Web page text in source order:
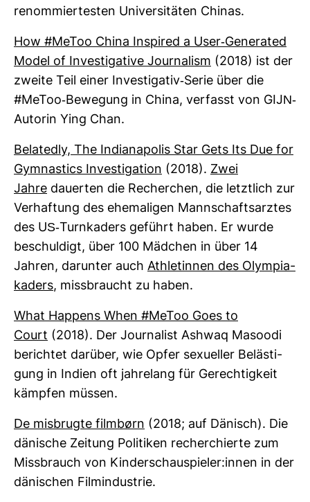
renom­mier­testen Uni­ver­si­täten Chinas.
How #MeToo China Inspired a User-​Gene­rated
Model of Inves­ti­ga­tive Jour­na­lism (2018) ist der
zweite Teil einer Inves­ti­gativ-​Serie über die
#MeToo-​Bewe­gung in China, ver­fasst von GIJN-​
Autorin Ying Chan.
Bela­tedly, The India­na­polis Star Gets Its Due for
Gym­na­stics Inves­ti­ga­tion (2018). Zwei
Jahre dau­erten die Recher­chen, die letzt­lich zur
Ver­haf­tung des ehe­ma­ligen Mann­schafts­arztes
des US-​Turn­ka­ders geführt haben. Er wurde
beschul­digt, über 100 Mäd­chen in über 14
Jahren, dar­unter auch Ath­le­tinnen des Olym­pia­
ka­ders, miss­braucht zu haben.
What Hap­pens When #MeToo Goes to
Court (2018). Der Jour­na­list Ashwaq Masoodi
berichtet dar­über, wie Opfer sexu­eller Beläs­ti­
gung in Indien oft jah­re­lang für Gerech­tig­keit
kämpfen müssen.
De mis­brugte film­børn (2018; auf Dänisch). Die
däni­sche Zei­tung Poli­tiken recher­chierte zum
Miss­brauch von Kin­der­schau­spieler:innen in der
däni­schen Film­in­dus­trie.